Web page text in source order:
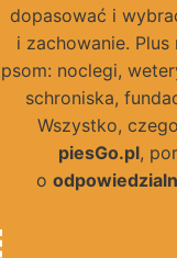
dopasować i
i zachowanie.
psom: noclegi,
schroniska,
Wszystko,
piesGo.pl,
o